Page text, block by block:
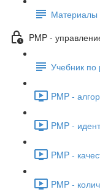
Материалы
PMP -
Учебник по
PMP -
PMP -
PMP -
PMP -